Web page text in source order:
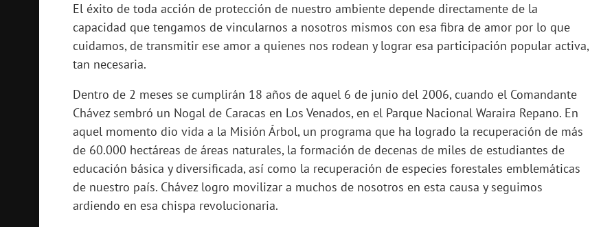
El éxito de toda acción de protección de nuestro ambiente depende directamente de la
capacidad que tengamos de vincularnos a nosotros mismos con esa fibra de amor por lo que
cuidamos, de transmitir ese amor a quienes nos rodean y lograr esa participación popular activa,
tan necesaria.
Dentro de 2 meses se cumplirán 18 años de aquel 6 de junio del 2006, cuando el Comandante
Chávez sembró un Nogal de Caracas en Los Venados, en el Parque Nacional Waraira Repano. En
aquel momento dio vida a la Misión Árbol, un programa que ha logrado la recuperación de más
de 60.000 hectáreas de áreas naturales, la formación de decenas de miles de estudiantes de
educación básica y diversificada, así como la recuperación de especies forestales emblemáticas
de nuestro país. Chávez logro movilizar a muchos de nosotros en esta causa y seguimos
ardiendo en esa chispa revolucionaria.